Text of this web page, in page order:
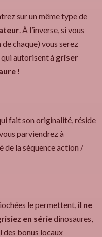
sur un même type de
. À l’inverse, si vous
chaque) vous serez
autorisent à griser
!
fait son originalité, réside
parviendrez à
de la séquence action /
le permettent, il ne
en sériedinosaures,
bonus locaux